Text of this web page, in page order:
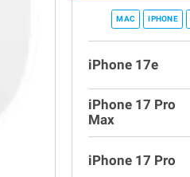
MAC IPHONE
iPhone 17e
iPhone 17 Pro
Max
iPhone 17 Pro